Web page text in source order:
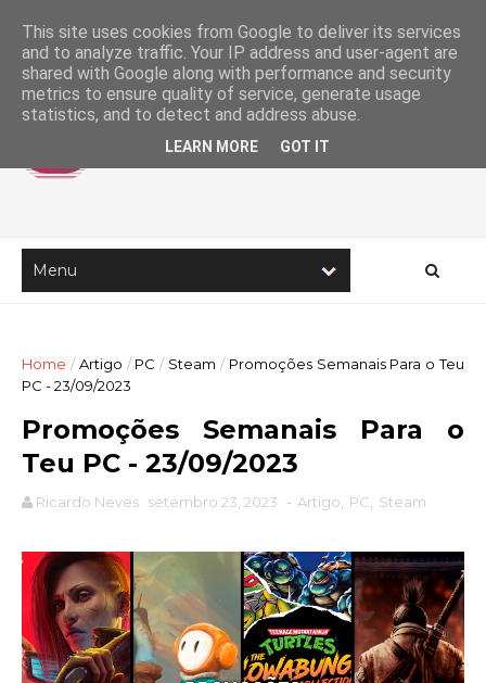
Home / Artigo / PC / Steam / Promoções Semanais Para o Teu
PC - 23/09/2023
Promoções Semanais Para o
Teu PC - 23/09/2023
Ricardo Neves setembro 23, 2023 - Artigo PC Steam
This site uses cookies from Google to deliver its services
and to analyze traffic. Your IP address and user-agent are
shared with Google along with performance and security
metrics to ensure quality of service, generate usage
statistics, and to detect and address abuse.
LEARN MORE GOT IT